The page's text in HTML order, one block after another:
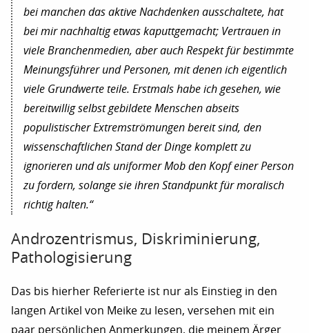
bei manchen das aktive Nachdenken ausschaltete, hat
bei mir nachhaltig etwas kaputtgemacht; Vertrauen in
viele Branchenmedien, aber auch Respekt für bestimmte
Meinungsführer und Personen, mit denen ich eigentlich
viele Grundwerte teile. Erstmals habe ich gesehen, wie
bereitwillig selbst gebildete Menschen abseits
populistischer Extremströmungen bereit sind, den
wissenschaftlichen Stand der Dinge komplett zu
ignorieren und als uniformer Mob den Kopf einer Person
zu fordern, solange sie ihren Standpunkt für moralisch
richtig halten.“
Androzentrismus, Diskriminierung,
Pathologisierung
Das bis hierher Referierte ist nur als Einstieg in den
langen Artikel von Meike zu lesen, versehen mit ein
paar persönlichen Anmerkungen, die meinem Ärger